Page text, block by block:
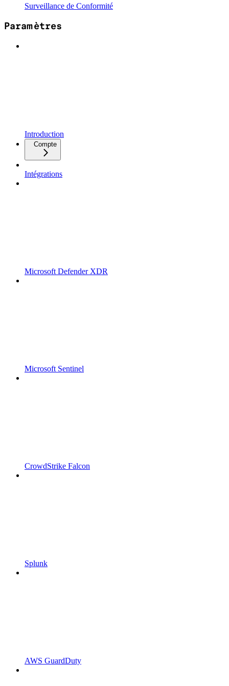
Surveillance de Conformité
Paramètres
Introduction
Compte
Intégrations
Microsoft Defender XDR
Microsoft Sentinel
CrowdStrike Falcon
Splunk
AWS GuardDuty